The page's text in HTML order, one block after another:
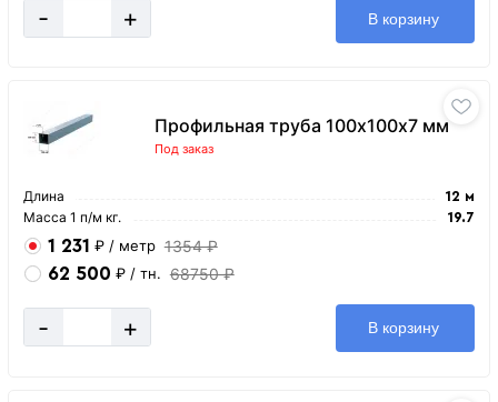
- + В корзину
Профильная труба 100х100х7 мм
Под заказ
Длина 12 м
Масса 1 п/м кг. 19.7
1 231 ₽ / метр 1354 ₽
62 500 ₽ / тн. 68750 ₽
- + В корзину